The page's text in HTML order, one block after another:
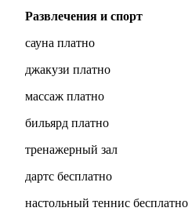
Развлечения и спорт
сауна платно
джакузи платно
массаж платно
бильярд платно
тренажерный зал
дартс бесплатно
настольный теннис бесплатно